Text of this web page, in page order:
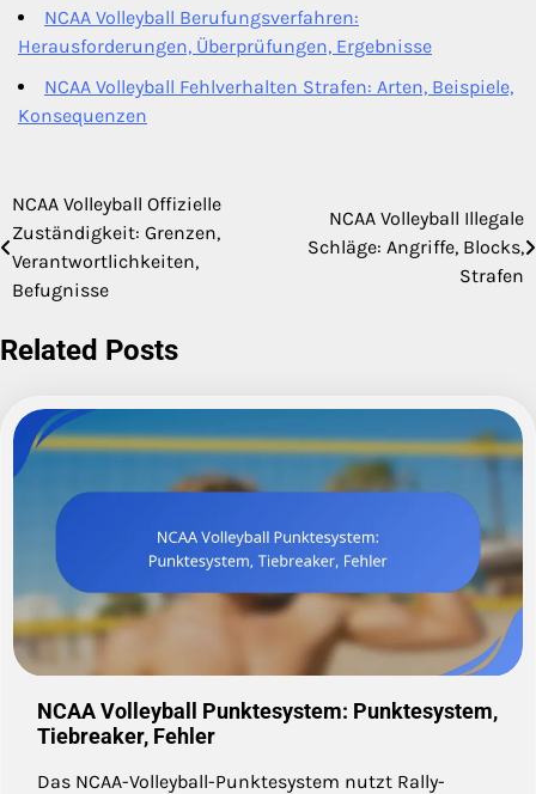
NCAA Volleyball Berufungsverfahren:
Herausforderungen, Überprüfungen, Ergebnisse
NCAA Volleyball Fehlverhalten Strafen: Arten, Beispiele,
Konsequenzen
Post
navigation
NCAA Volleyball Offizielle
Zuständigkeit: Grenzen,
Verantwortlichkeiten,
Befugnisse
NCAA Volleyball Illegale
Schläge: Angriffe, Blocks,
Strafen
Related Posts
NCAA Volleyball Punktesystem: Punktesystem,
Tiebreaker, Fehler
Das NCAA-Volleyball-Punktesystem nutzt Rally-